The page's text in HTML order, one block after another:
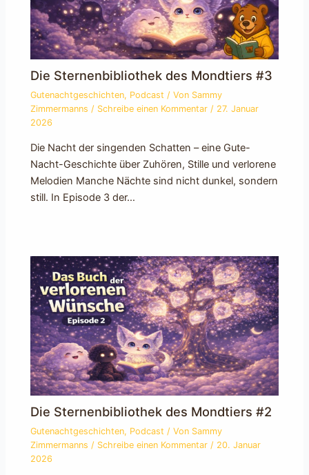
Die Sternenbibliothek des Mondtiers #3
Gutenachtgeschichten, Podcast / Von Sammy
Zimmermanns / Schreibe einen Kommentar / 27. Januar
2026
Die Nacht der singenden Schatten – eine Gute-
Nacht-Geschichte über Zuhören, Stille und verlorene
Melodien Manche Nächte sind nicht dunkel, sondern
still. In Episode 3 der…
Die Sternenbibliothek des Mondtiers #2
Gutenachtgeschichten, Podcast / Von Sammy
Zimmermanns / Schreibe einen Kommentar / 20. Januar
2026